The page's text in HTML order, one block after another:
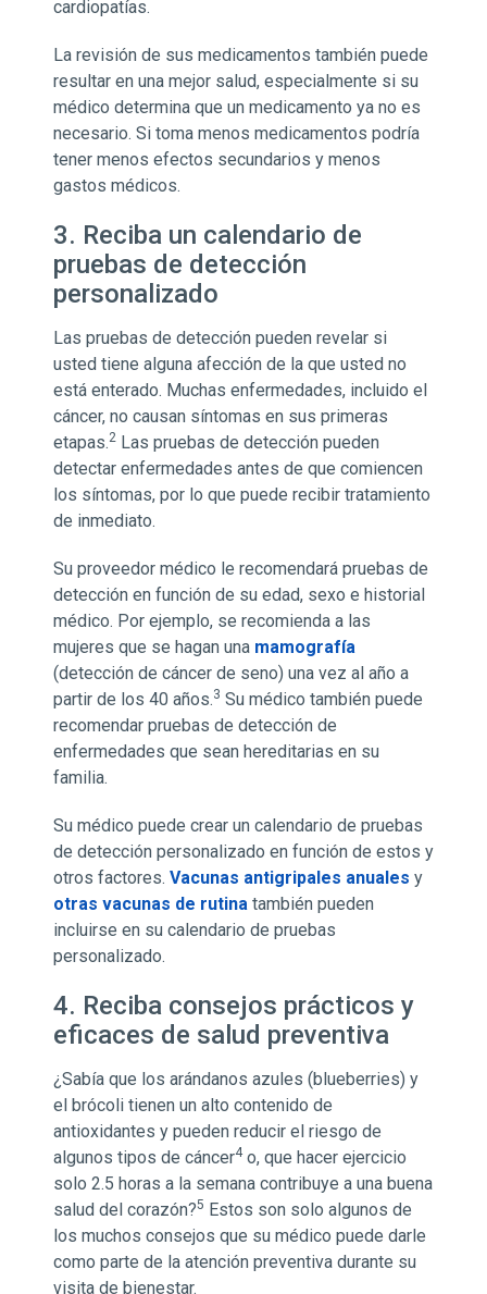
cardiopatías.
La revisión de sus medicamentos también puede
resultar en una mejor salud, especialmente si su
médico determina que un medicamento ya no es
necesario. Si toma menos medicamentos podría
tener menos efectos secundarios y menos
gastos médicos.
3. Reciba un calendario de
pruebas de detección
personalizado
Las pruebas de detección pueden revelar si
usted tiene alguna afección de la que usted no
está enterado. Muchas enfermedades, incluido el
cáncer, no causan síntomas en sus primeras
etapas.2Las pruebas de detección pueden
detectar enfermedades antes de que comiencen
los síntomas, por lo que puede recibir tratamiento
de inmediato.
Su proveedor médico le recomendará pruebas de
detección en función de su edad, sexo e historial
médico. Por ejemplo, se recomienda a las
mujeres que se hagan una mamografía
(detección de cáncer de seno) una vez al año a
partir de los 40 años.3 Su médico también puede
recomendar pruebas de detección de
enfermedades que sean hereditarias en su
familia.
Su médico puede crear un calendario de pruebas
de detección personalizado en función de estos y
otros factores. Vacunas antigripales anuales y
otras vacunas de rutinatambién pueden
incluirse en su calendario de pruebas
personalizado.
4. Reciba consejos prácticos y
eficaces de salud preventiva
¿Sabía que los arándanos azules (blueberries) y
el brócoli tienen un alto contenido de
antioxidantes y pueden reducir el riesgo de
algunos tipos de cáncer4o, que hacer ejercicio
solo 2.5 horas a la semana contribuye a una buena
salud del corazón?5 Estos son solo algunos de
los muchos consejos que su médico puede darle
como parte de la atención preventiva durante su
visita de bienestar.